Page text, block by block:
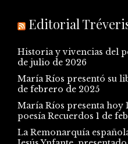
Editorial
Historia y vivencias del
de julio de 2026
María Ríos presentó su
de febrero de 2025
María Ríos presenta hoy
poesía Recuerdos 1 de
La Remonarquía